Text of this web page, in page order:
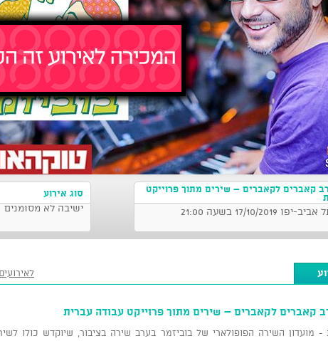
קאברים לקאברים – שירים מתוך פרוייקט
10/2019 בשעה 21:00
סוג אירוע
ישיבה לא מסומנים
קאברים לקאברים – שירים מתוך פרוייקט עבודה עברית
מועדון השירה הפופולארי של בוביזמר בערב שירה בציבור, שיוקדש כולו